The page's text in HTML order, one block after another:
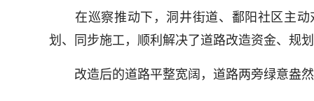
在巡察推动下，洞井街道、鄱阳社区主动
划、同步施工，顺利解决了道路改造资金、规
改造后的道路平整宽阔，道路两旁绿意盎然